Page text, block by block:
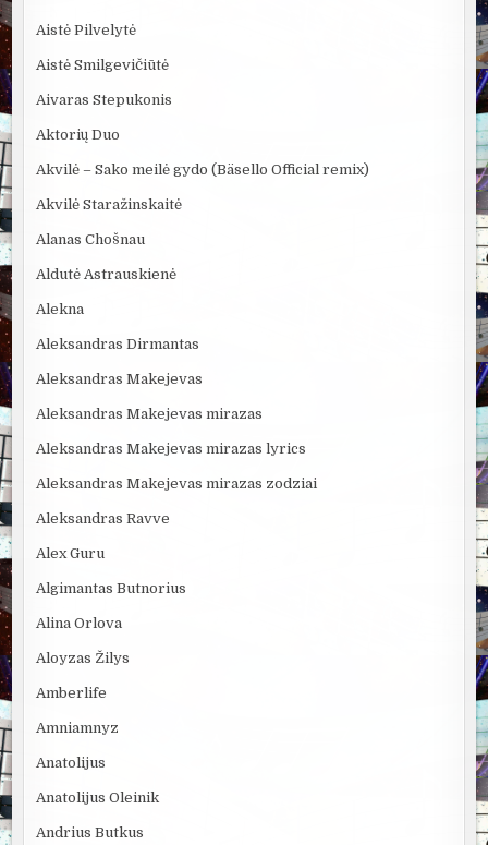
Aistė Pilvelytė
Aistė Smilgevičiūtė
Aivaras Stepukonis
Aktorių Duo
Akvilė – Sako meilė gydo (Bäsello Official remix)
Akvilė Staražinskaitė
Alanas Chošnau
Aldutė Astrauskienė
Alekna
Aleksandras Dirmantas
Aleksandras Makejevas
Aleksandras Makejevas mirazas
Aleksandras Makejevas mirazas lyrics
Aleksandras Makejevas mirazas zodziai
Aleksandras Ravve
Alex Guru
Algimantas Butnorius
Alina Orlova
Aloyzas Žilys
Amberlife
Amniamnyz
Anatolijus
Anatolijus Oleinik
Andrius Butkus